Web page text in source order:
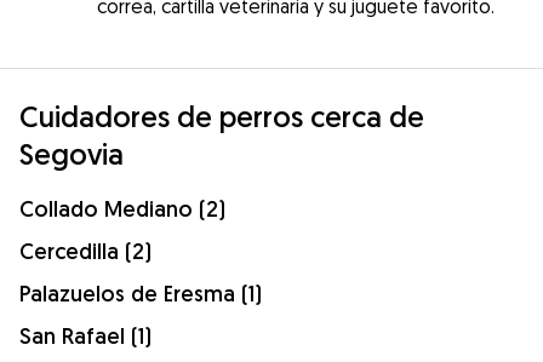
correa, cartilla veterinaria y su juguete favorito.
Cuidadores de perros cerca de
Segovia
Collado Mediano (2)
Cercedilla (2)
Palazuelos de Eresma (1)
San Rafael (1)